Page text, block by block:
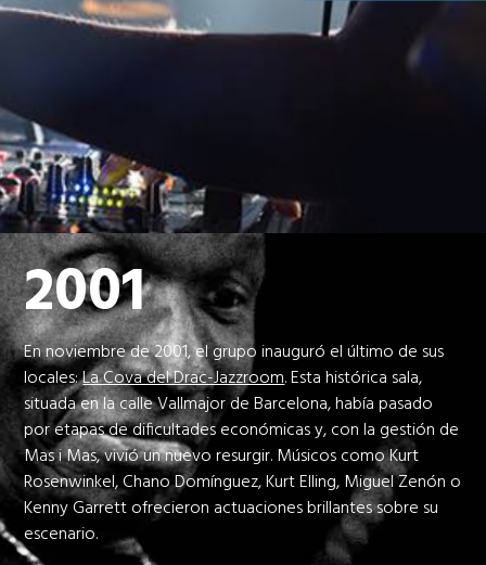
2001
En noviembre de 2001, el grupo inauguró el último de sus
locales:La Cova del Drac-Jazzroom. Esta histórica sala,
situada en la calle Vallmajor de Barcelona, había pasado
por etapas de dificultades económicas y, con la gestión de
Mas i Mas, vivió un nuevo resurgir. Músicos como Kurt
Rosenwinkel, Chano Domínguez, Kurt Elling, Miguel Zenón o
Kenny Garrett ofrecieron actuaciones brillantes sobre su
escenario.